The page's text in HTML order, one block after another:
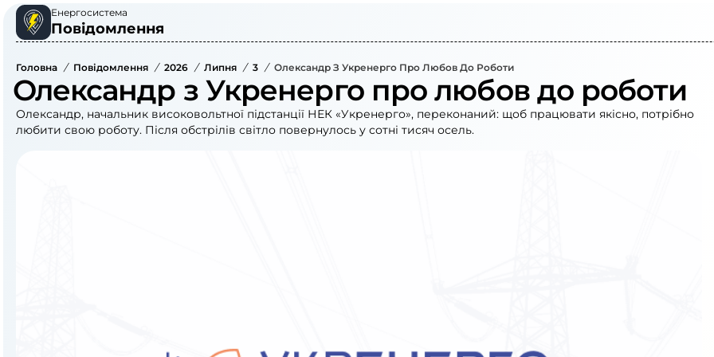
Енергосистема
Повідомлення
Головна / Повідомлення / 2026 / Липня / 3 / Олександр З Укренерго Про Любов До Роботи
Олександр з Укренерго про любов до роботи
Олександр, начальник високовольтної підстанції НЕК «Укренерго», переконаний: щоб працювати якісно, потрібно
любити свою роботу. Після обстрілів світло повернулось у сотні тисяч осель.